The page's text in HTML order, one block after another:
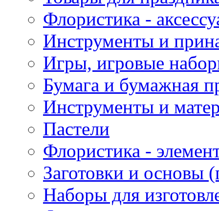
Флористика -
Инструменты и
Игры, игровые
Бумага и бумажная
Инструменты и
Пастели
Флористика -
Заготовки и основы
Наборы для